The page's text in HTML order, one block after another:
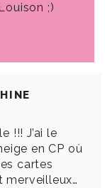
;)
!!! J’ai le
en CP où
cartes
merveilleux…